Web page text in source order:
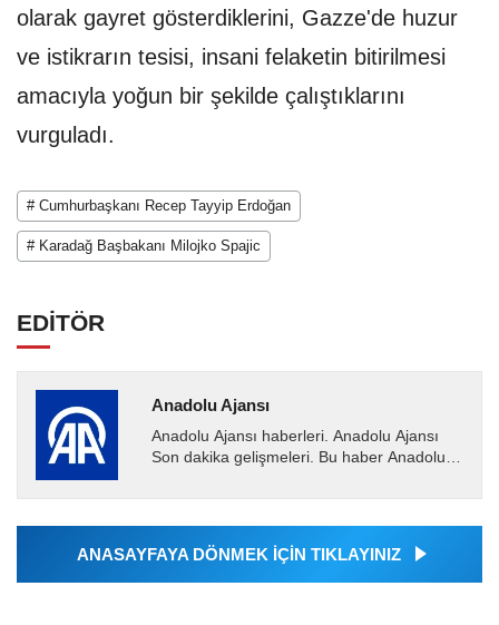
olarak gayret gösterdiklerini, Gazze'de huzur
ve istikrarın tesisi, insani felaketin bitirilmesi
amacıyla yoğun bir şekilde çalıştıklarını
vurguladı.
# Cumhurbaşkanı Recep Tayyip Erdoğan
# Karadağ Başbakanı Milojko Spajic
EDİTÖR
Anadolu Ajansı
Anadolu Ajansı haberleri. Anadolu Ajansı
Son dakika gelişmeleri. Bu haber Anadolu
Ajansı tarafından...
ANASAYFAYA DÖNMEK İÇİN TIKLAYINIZ